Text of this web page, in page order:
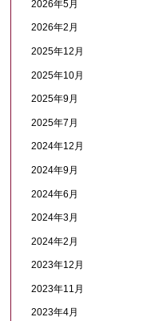
2026年5月
2026年2月
2025年12月
2025年10月
2025年9月
2025年7月
2024年12月
2024年9月
2024年6月
2024年3月
2024年2月
2023年12月
2023年11月
2023年4月